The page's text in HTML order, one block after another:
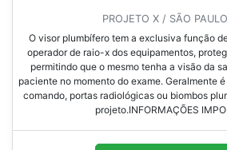
PROJETO X / SÃO
O visor plumbífero tem a exclusiva função
operador de raio-x dos equipamentos,
permitindo que o mesmo tenha a visão da
paciente no momento do exame. Geralmente
comando, portas radiológicas ou biombos
projeto.INFORMAÇÕES